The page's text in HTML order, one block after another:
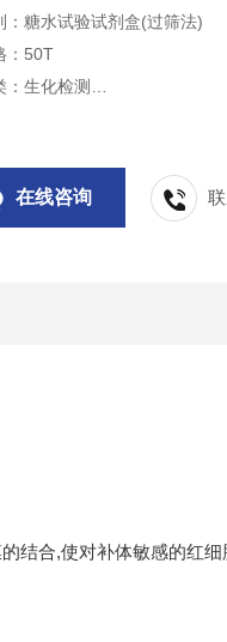
：糖水试验试剂盒(过筛法)
：50T
：生化检测
供科研实验用，不做其他用途
在线咨询
结合,使对补体敏感的红